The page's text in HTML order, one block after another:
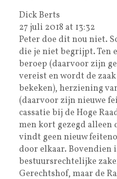
Dick Berts
27 juli 2018 at 13:32
Peter doe dit nou niet.
die je niet begrijpt. Ten
beroep (daarvoor zijn
vereist en wordt de
bekeken), herziening
(daarvoor zijn nieuwe
cassatie bij de Hoge
men kort gezegd alleen
vindt geen nieuw
door elkaar. Bovendien
bestuursrechtelijke
Gerechtshof, maar de